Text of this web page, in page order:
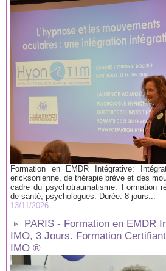
Formation en EMDR Intégrative:
ericksonienne, de thérapie brève et des
cadre du psychotraumatisme. Formation
de santé, psychologues. Durée: 8 jours...
13/11/2026
PARIS - Formation en EMDR
IMO, 3 Jours. Formation
IMO ®